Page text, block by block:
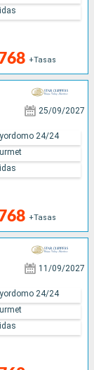
+Tasas
25/09/2027
+Tasas
24/24
11/09/2027
24/24